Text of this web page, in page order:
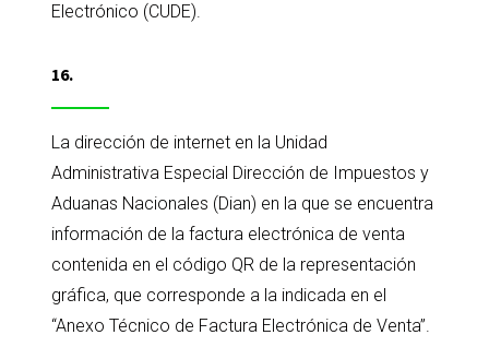
Electrónico (CUDE).
16.
La dirección de internet en la Unidad
Administrativa Especial Dirección de Impuestos y
Aduanas Nacionales (Dian) en la que se encuentra
información de la factura electrónica de venta
contenida en el código QR de la representación
gráfica, que corresponde a la indicada en el
“Anexo Técnico de Factura Electrónica de Venta”.